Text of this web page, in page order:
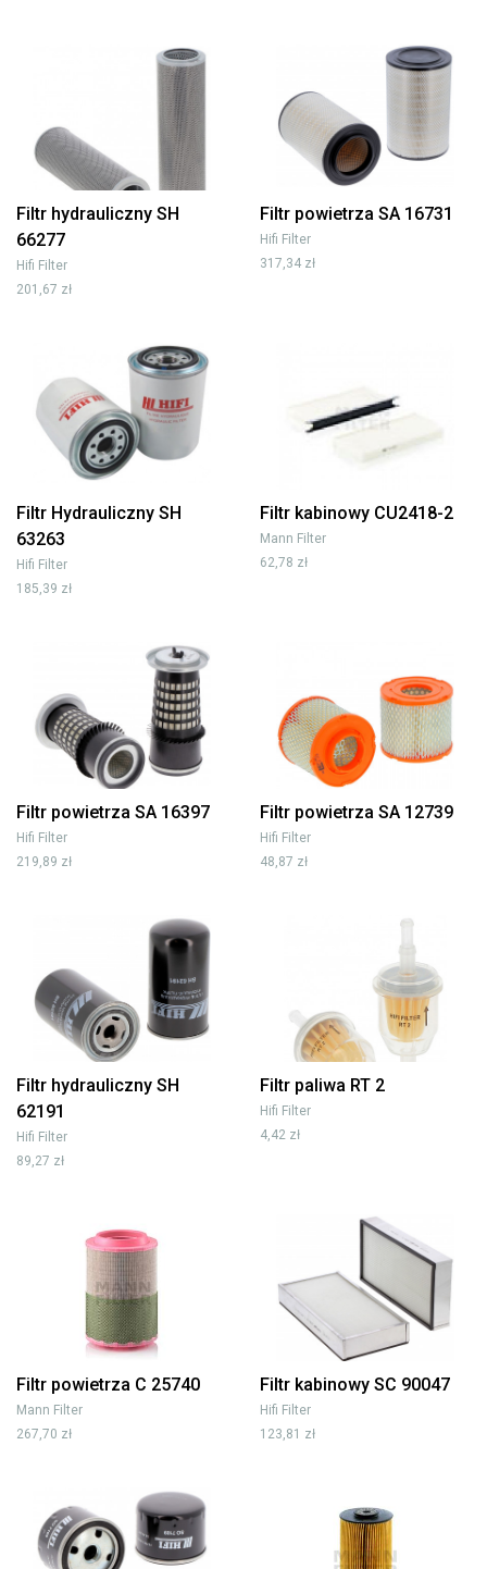
Filtr hydrauliczny SH
66277
Hifi Filter
201,67 zł
Filtr powietrza SA 16731
Hifi Filter
317,34 zł
Filtr Hydrauliczny SH
63263
Hifi Filter
185,39 zł
Filtr kabinowy CU2418-2
Mann Filter
62,78 zł
Filtr powietrza SA 16397
Hifi Filter
219,89 zł
Filtr powietrza SA 12739
Hifi Filter
48,87 zł
Filtr hydrauliczny SH
62191
Hifi Filter
89,27 zł
Filtr paliwa RT 2
Hifi Filter
4,42 zł
Filtr powietrza C 25740
Mann Filter
267,70 zł
Filtr kabinowy SC 90047
Hifi Filter
123,81 zł